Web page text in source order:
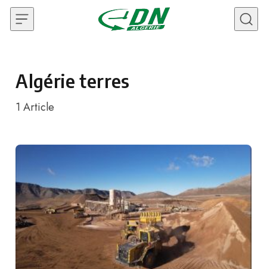
Skip to content
Algérie terres
1 Article